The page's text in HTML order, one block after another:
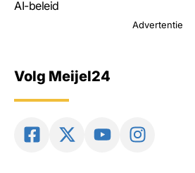
AI-beleid
Advertentie
Volg Meijel24